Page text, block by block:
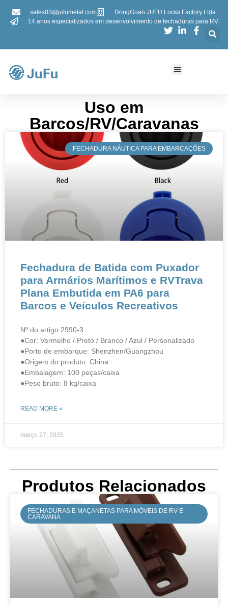
sales03@jufumetal.com
DongGuan JUFU Locks Factory Ltda
14 anos especializados em desenvolvimento de fechaduras para RV
Uso em
Barcos/RV/Caravanas
​FECHADURA NÁUTICA PARA EMBARCAÇÕES
Fechadura de Batida com Puxador
para Armários Marítimos e RVTrava
Plana Embutida em PA6 para
Barcos e Veículos Recreativos
Nº do artigo 2990-3
●Cor: Vermelho / Preto / Branco / Azul / Personalizado
●Porto de embarque: Shenzhen/Guangzhou
●Origem do produto: China
●Embalagem: 100 peças/caixa
●Peso bruto: 8 kg/caixa
READ MORE »
março 27, 2025
Produtos Relacionados
FECHADURAS E MAÇANETAS PARA MÓVEIS DE RV E
CARAVANA